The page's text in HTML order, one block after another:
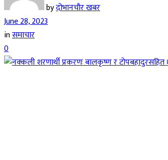
byदोभानचौर खबर
June 28, 2023
inसमाचार
0